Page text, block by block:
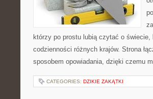
którzy po prostu lubią czytać o
codzienności różnych krajów. Strona
sposobem opowiadania, dzięki czemu
CATEGORIES: DZIKIE ZAKĄTKI